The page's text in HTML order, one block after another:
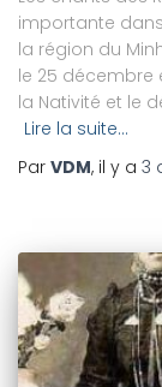
importante
la région du
le 25 décembre
la Nativité et le
Lire la suite…
Par VDM, il y a 3